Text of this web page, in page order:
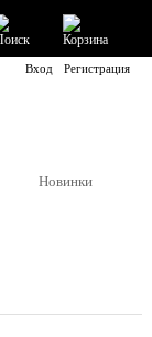
Вход Регистрация
Новинки